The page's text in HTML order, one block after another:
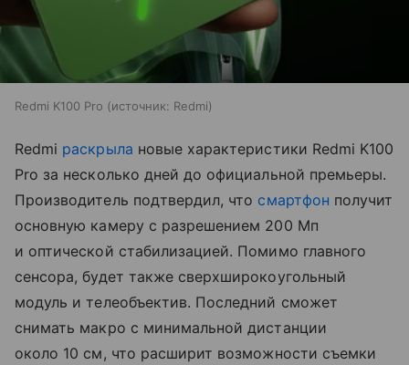
Redmi K100 Pro источник: Redmi
Redmi раскрыла новые характеристики Redmi K100
Pro за несколько дней до официальной премьеры.
Производитель подтвердил, что смартфон получит
основную камеру с разрешением 200 Мп
и оптической стабилизацией. Помимо главного
сенсора, будет также сверхширокоугольный
модуль и телеобъектив. Последний сможет
снимать макро с минимальной дистанции
около 10 см, что расширит возможности съемки